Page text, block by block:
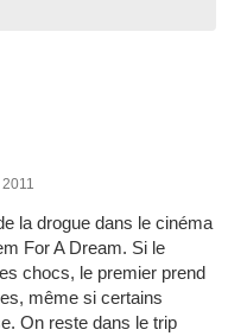
la drogue dans le cinéma
For A Dream. Si le
chocs, le premier prend
même si certains
On reste dans le trip